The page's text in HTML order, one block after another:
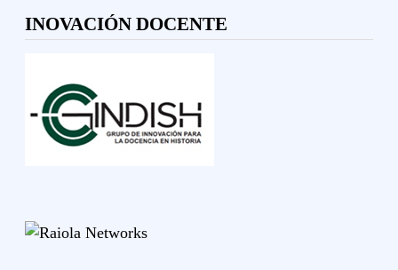
INOVACIÓN DOCENTE